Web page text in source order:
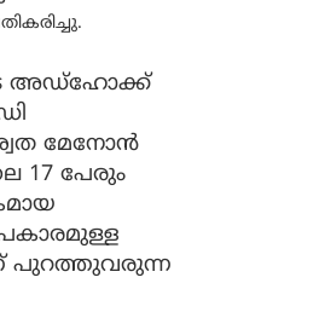
അഡ്‌ഹോക്ക്
മേനോൻ
17 പേരും
പുറത്തുവരുന്ന